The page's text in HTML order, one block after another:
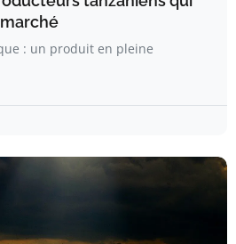
: un produit en pleine